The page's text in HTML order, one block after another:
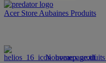
Acer Store Aubaines Produits
Nouveaux produits